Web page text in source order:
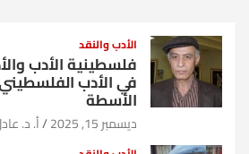
الأدب والنقد
فلسطينية الأدب
في الأدب
الأسطة
ديسمبر 15, 2025 أ. د.